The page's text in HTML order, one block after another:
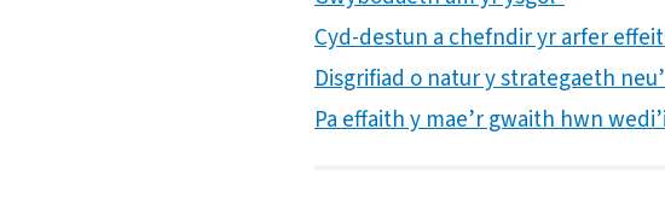
Cyd-destun a chefndir yr arfer
Disgrifiad o natur y strategaeth
Pa effaith y mae’r gwaith hwn